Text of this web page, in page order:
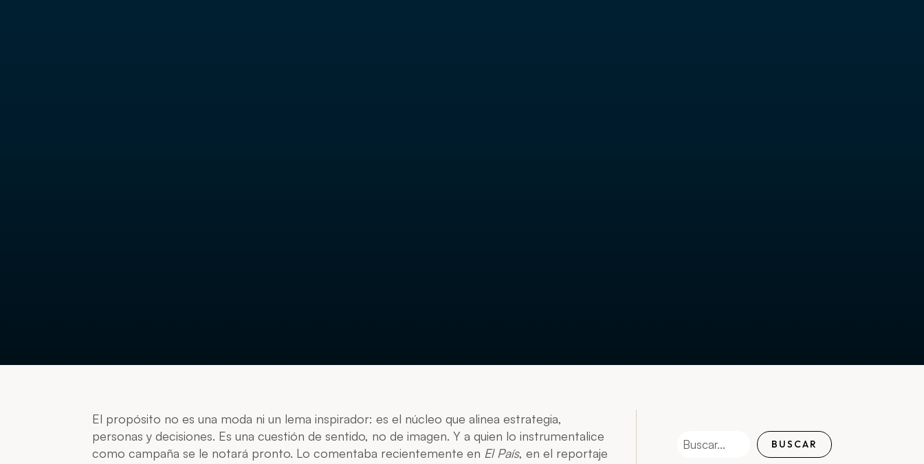
El propósito no es una moda ni un lema inspirador: es el núcleo que alinea estrategia,
personas y decisiones. Es una cuestión de sentido, no de imagen. Y a quien lo instrumentalice
como campaña se le notará pronto. Lo comentaba recientemente en El País, en el reportaje
BUSCAR